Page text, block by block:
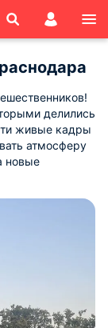
делились
живые кадры
атмосферу
новые